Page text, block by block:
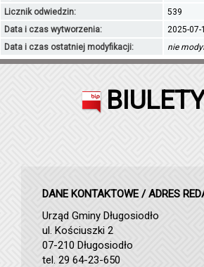
Licznik odwiedzin:
539
Data i czas wytworzenia:
2025-07-
Data i czas ostatniej modyfikacji:
nie
DANE KONTAKTOWE / ADRES
Urząd Gminy Długosiodło
ul. Kościuszki 2
07-210 Długosiodło
tel. 29 64-23-650